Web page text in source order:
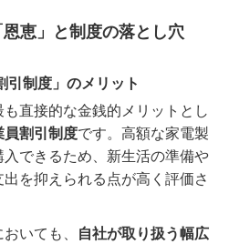
恵」と制度の落とし穴
制度」のメリット
直接的な金銭的メリットとし
員割引制度です。高額な家電製
できるため、新生活の準備や
を抑えられる点が高く評価さ
いても、 自社が取り扱う幅広